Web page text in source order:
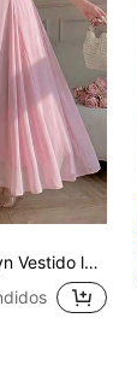
volantes, cintura alta, falda con paneles de godets múltiples, vestido largo suelto en línea A